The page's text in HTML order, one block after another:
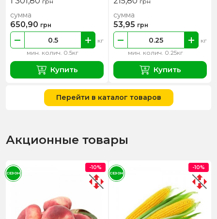
мин. колич. 0.5кг
кг
сумма
650,90 грн
Купить
мин. колич. 0.25кг
кг
сумма
53,95 грн
Купить
Перейти в каталог товаров
Акционные товары
-10%
СЕЗОН
-10%
СЕЗОН